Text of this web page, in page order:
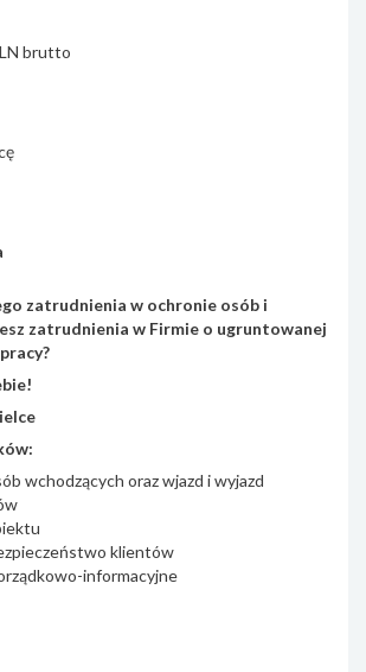
brutto
zatrudnienia w ochronie osób i
zatrudnienia w Firmie o ugruntowanej
wchodzących oraz wjazd i wyjazd
klientów
informacyjne